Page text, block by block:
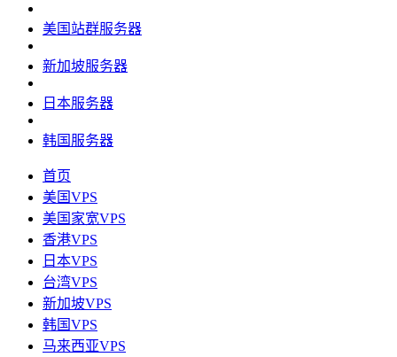
美国站群服务器
新加坡服务器
日本服务器
韩国服务器
首页
美国VPS
美国家宽VPS
香港VPS
日本VPS
台湾VPS
新加坡VPS
韩国VPS
马来西亚VPS